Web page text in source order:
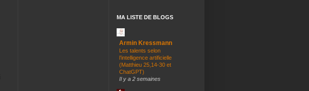
MA LISTE DE BLOGS
Armin Kressmann
Les talents selon
l’intelligence artificielle
(Matthieu 25,14-30 et
ChatGPT)
Il y a 2 semaines